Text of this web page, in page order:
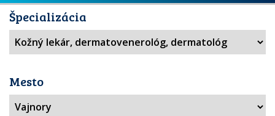
Špecializácia
Mesto